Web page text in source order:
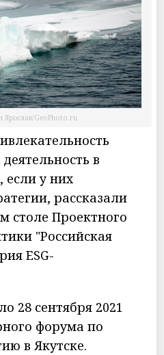
Ярослав/GeoPhoto.ru
в
если у них
рассказали
столе Проектного
"Российская
ESG-
28 сентября 2021
форума по
в Якутске.